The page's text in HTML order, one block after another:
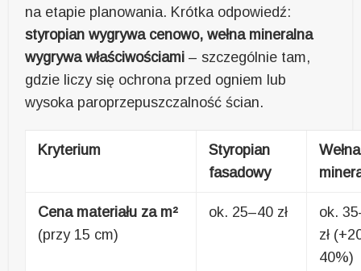
na etapie planowania. Krótka odpowiedź:
styropian wygrywa cenowo, wełna mineralna
wygrywa właściwościami – szczególnie tam,
gdzie liczy się ochrona przed ogniem lub
wysoka paroprzepuszczalność ścian.
Kryterium
Styropian
fasadowy
Wełna
Cena materiału za m²
(przy 15 cm)
ok. 25–40 zł
ok.
zł
40%)